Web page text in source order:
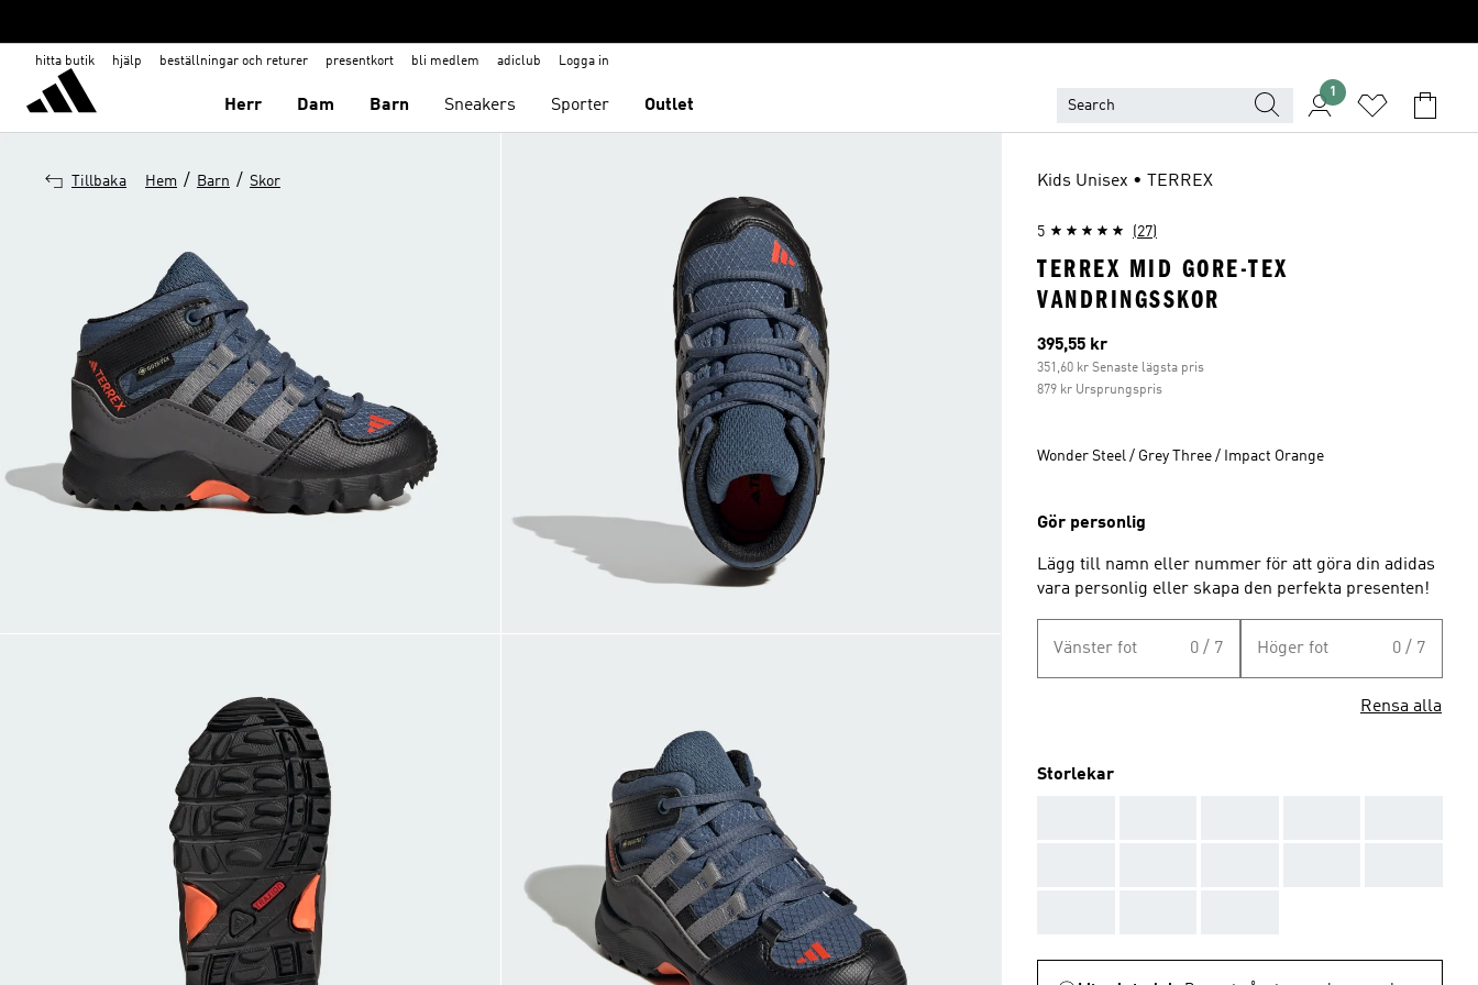
hitta butik hjälp beställningar och returer presentkort bli medlem adiclub Logga in
Herr Dam Barn Sneakers Sporter Outlet
1
Tillbaka Hem / Barn / Skor Kids Unisex • TERREX
5 (27)
TERREX MID GORE-TEX
VANDRINGSSKOR
Aktuellt pris
395,55 kr
351,60 kr Senaste lägsta pris
879 kr Ursprungspris
Wonder Steel / Grey Three / Impact Orange
Gör personlig
Lägg till namn eller nummer för att göra din adidas
vara personlig eller skapa den perfekta presenten!
Vänster fot 0 / 7 Höger fot 0 / 7
Rensa alla
Storlekar